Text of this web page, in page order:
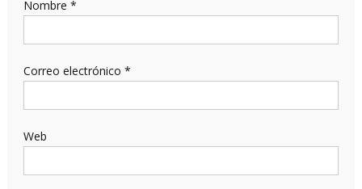
Nombre *
Correo electrónico *
Web